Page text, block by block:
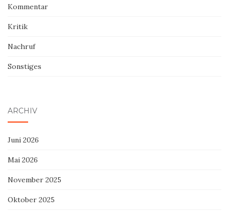
Kommentar
Kritik
Nachruf
Sonstiges
ARCHIV
Juni 2026
Mai 2026
November 2025
Oktober 2025